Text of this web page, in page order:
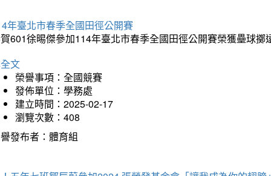
年臺北市春季全國田徑公開賽
601徐晹傑參加114年臺北市春季全國田徑公開賽榮獲壘球擲
文
榮譽事項：全國競賽
發佈單位：學務處
建立時間：2025-02-17
瀏覽次數：408
發布者：體育組